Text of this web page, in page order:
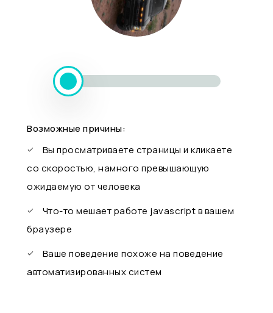
Возможные причины:
Вы просматриваете страницы и кликаете
со скоростью, намного превышающую
ожидаемую от человека
Что-то мешает работе javascript в вашем
браузере
Ваше поведение похоже на поведение
автоматизированных систем